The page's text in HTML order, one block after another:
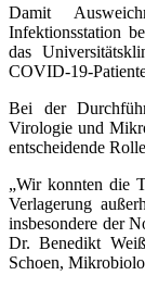
Damit
Infektionsstation
das
COVID-19-
Bei der
Virologie und
entscheidende
„Wir konnten die
Verlagerung
insbesondere der
Dr. Benedikt
Schoen,